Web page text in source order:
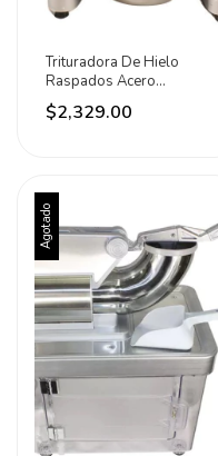
Trituradora De Hielo
Raspados Acero
Inoxidable 95kg/hr Noval
Naranja
$2,329.00
Agotado